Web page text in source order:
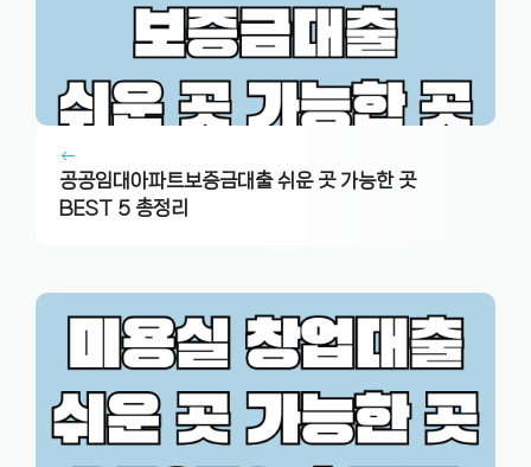
공공임대아파트보증금대출 쉬운 곳 가능한 곳
BEST 5 총정리